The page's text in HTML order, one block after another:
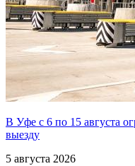
В Уфе с 6 по 15 августа
выезду
5 августа 2026